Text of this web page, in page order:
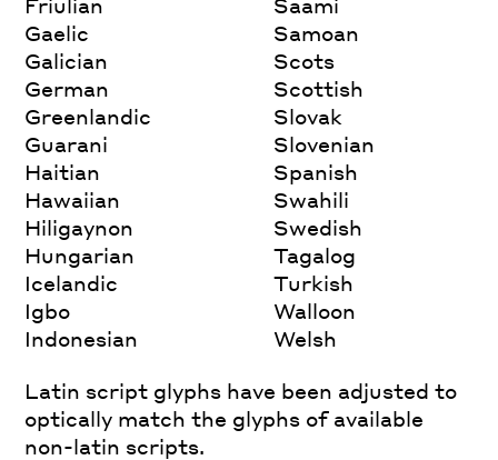
Gaelic
Galician
German
Greenlandic
Guarani
Haitian
Hawaiian
Hiligaynon
Hungarian
Icelandic
Igbo
Indonesian
Samoan
Scots
Scottish
Slovak
Slovenian
Spanish
Swahili
Swedish
Tagalog
Turkish
Walloon
Welsh
Latin script glyphs have been adjusted to
optically match the glyphs of available
non-latin scripts.